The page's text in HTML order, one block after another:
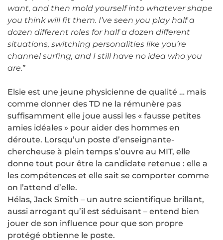
want, and then mold yourself into whatever shape
you think will fit them. I’ve seen you play half a
dozen different roles for half a dozen different
situations, switching personalities like you’re
channel surfing, and I still have no idea who you
are.”
Elsie est une jeune physicienne de qualité … mais
comme donner des TD ne la rémunère pas
suffisamment elle joue aussi les « fausse petites
amies idéales » pour aider des hommes en
déroute. Lorsqu’un poste d’enseignante-
chercheuse à plein temps s’ouvre au MIT, elle
donne tout pour être la candidate retenue : elle a
les compétences et elle sait se comporter comme
on l’attend d’elle.
Hélas, Jack Smith – un autre scientifique brillant,
aussi arrogant qu’il est séduisant – entend bien
jouer de son influence pour que son propre
protégé obtienne le poste.